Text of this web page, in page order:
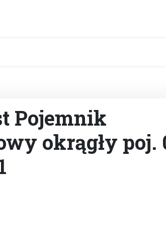
Pojemnik
okrągły poj.